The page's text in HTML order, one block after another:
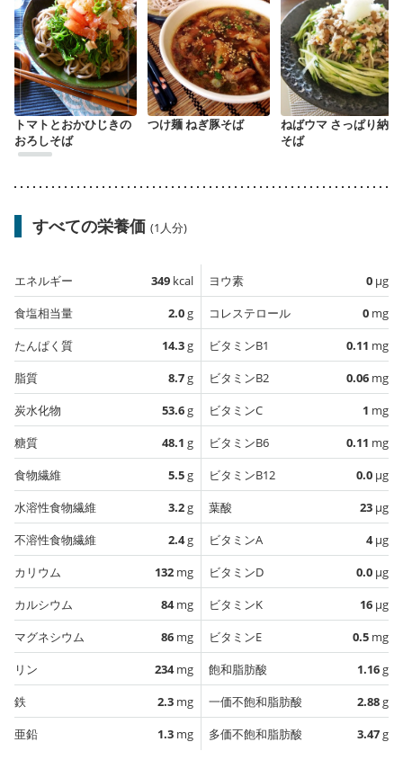
トマトとおかひじきの
おろしそば
つけ麺 ねぎ豚そば
ねばウマ さっぱり納豆
そば
すべての栄養価 (1人分)
エネルギー 349 kcal
食塩相当量
2.0g
たんぱく質
14.3g
脂質
8.7g
炭水化物
53.6g
糖質
48.1 g
食物繊維
5.5g
水溶性食物繊維
3.2g
不溶性食物繊維
2.4g
カリウム
132 mg
カルシウム
84mg
マグネシウム
86 mg
リン
234mg
鉄
2.3 mg
亜鉛
1.3 mg
ヨウ素 0 µg
コレステロール
0 mg
ビタミンB1
0.11 mg
ビタミンB2
0.06 mg
ビタミンC
1 mg
ビタミンB6
0.11 mg
ビタミンB12
0.0 µg
葉酸
23 µg
ビタミンA
4µg
ビタミンD
0.0 µg
ビタミンK
16 µg
ビタミンE
0.5 mg
飽和脂肪酸
1.16g
一価不飽和脂肪酸
2.88g
多価不飽和脂肪酸
3.47g